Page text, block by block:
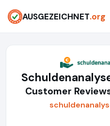
AUSGEZEICHNET.org
Customer